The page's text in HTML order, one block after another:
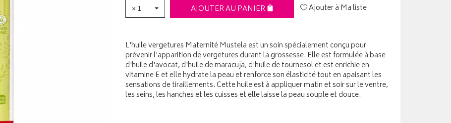
× 1 AJOUTER AU PANIER Ajouter à Ma liste
L'huile vergetures Maternité Mustela est un soin spécialement conçu pour
prévenir l'apparition de vergetures durant la grossesse. Elle est formulée à base
d'huile d'avocat, d'huile de maracuja, d'huile de tournesol et est enrichie en
vitamine E et elle hydrate la peau et renforce son élasticité tout en apaisant les
sensations de tiraillements. Cette huile est à appliquer matin et soir sur le ventre,
les seins, les hanches et les cuisses et elle laisse la peau souple et douce.